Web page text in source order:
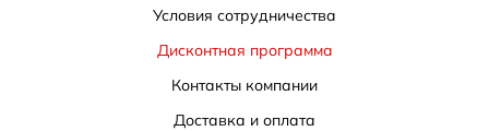
Условия сотрудничества
Дисконтная программа
Контакты компании
Доставка и оплата